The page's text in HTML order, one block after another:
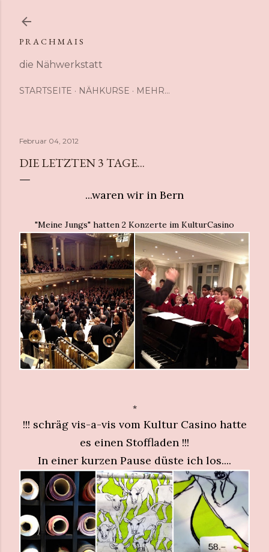
P R A C H M A I S
die Nähwerkstatt
STARTSEITE NÄHKURSE MEHR…
Februar 04, 2012
DIE LETZTEN 3 TAGE...
...waren wir in Bern
"Meine Jungs" hatten 2 Konzerte im KulturCasino
*
!!! schräg vis-a-vis vom Kultur Casino hatte
es einen Stoffladen !!!
In einer kurzen Pause düste ich los....